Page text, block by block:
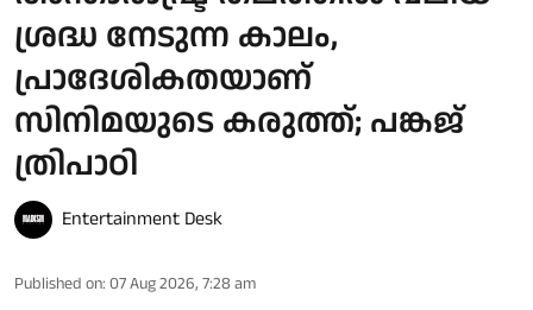
ശ്രദ്ധ നേടുന്ന കാലം,
പ്രാദേശികതയാണ്
സിനിമയുടെ കരുത്ത്; പങ്കജ്
ത്രിപാഠി
Entertainment Desk
Published on: 07 Aug 2026, 7:28 am